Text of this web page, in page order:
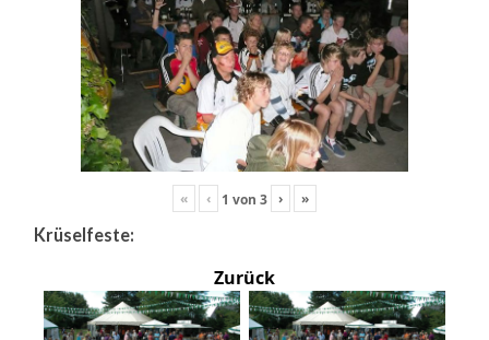
« ‹ 1 von 3 › »
Krüselfeste:
Zurück